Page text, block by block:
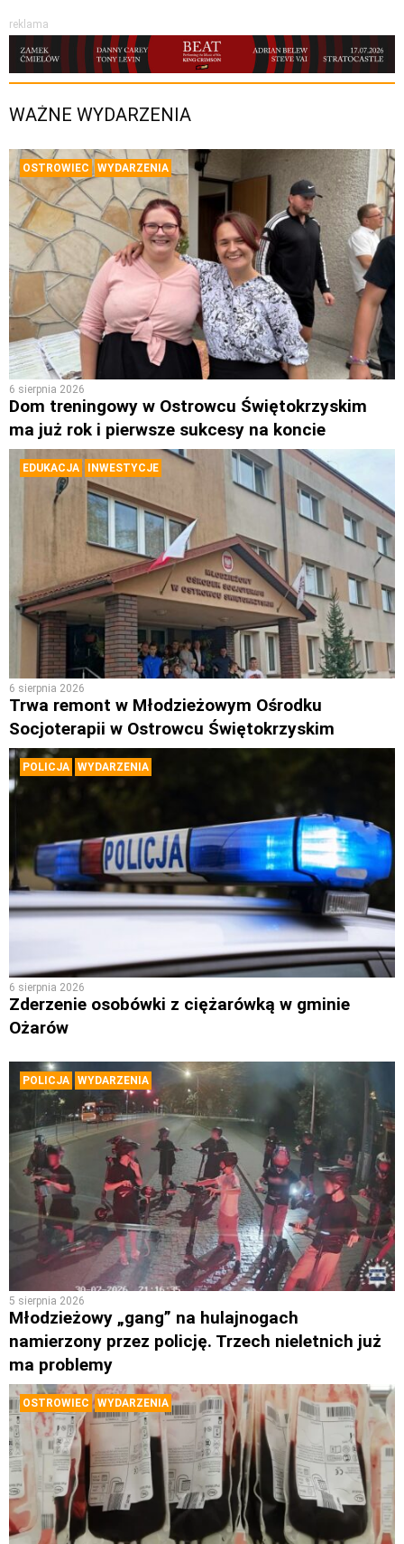
reklama
WAŻNE WYDARZENIA
OSTROWIEC WYDARZENIA
6 sierpnia 2026
Dom treningowy w Ostrowcu Świętokrzyskim
ma już rok i pierwsze sukcesy na koncie
EDUKACJA INWESTYCJE
6 sierpnia 2026
Trwa remont w Młodzieżowym Ośrodku
Socjoterapii w Ostrowcu Świętokrzyskim
POLICJA WYDARZENIA
6 sierpnia 2026
Zderzenie osobówki z ciężarówką w gminie
Ożarów
POLICJA WYDARZENIA
5 sierpnia 2026
Młodzieżowy „gang” na hulajnogach
namierzony przez policję. Trzech nieletnich już
ma problemy
OSTROWIEC WYDARZENIA